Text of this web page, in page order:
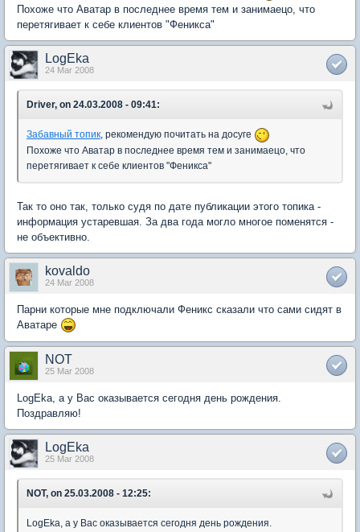
Похоже что Аватар в последнее время тем и занимаецо, что
перетягивает к себе клиентов "Феникса"
LogEka
24 Mar 2008
Driver, on 24.03.2008 - 09:41:
Забавный топик, рекомендую почитать на досуге
Похоже что Аватар в последнее время тем и занимаецо, что
перетягивает к себе клиентов "Феникса"
Так то оно так, только судя по дате публикации этого топика -
информация устаревшая. За два года могло многое поменятся -
не объективно.
kovaldo
24 Mar 2008
Парни которые мне подключали Феникс сказали что сами сидят в
Аватаре
NOT
25 Mar 2008
LogEka, а у Вас оказывается сегодня день рождения.
Поздравляю!
LogEka
25 Mar 2008
NOT, on 25.03.2008 - 12:25:
LogEka, а у Вас оказывается сегодня день рождения.